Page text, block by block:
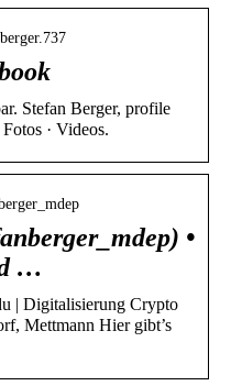
Stefan Berger, profile
· Videos.
•
…
| Digitalisierung Crypto
Mettmann Hier gibt’s